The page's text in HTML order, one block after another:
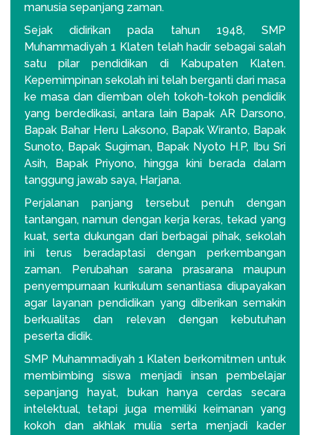
manusia sepanjang zaman.
Sejak didirikan pada tahun 1948, SMP
Muhammadiyah 1 Klaten telah hadir sebagai salah
satu pilar pendidikan di Kabupaten Klaten.
Kepemimpinan sekolah ini telah berganti dari masa
ke masa dan diemban oleh tokoh-tokoh pendidik
yang berdedikasi, antara lain Bapak AR Darsono,
Bapak Bahar Heru Laksono, Bapak Wiranto, Bapak
Sunoto, Bapak Sugiman, Bapak Nyoto H.P, Ibu Sri
Asih, Bapak Priyono, hingga kini berada dalam
tanggung jawab saya, Harjana.
Perjalanan panjang tersebut penuh dengan
tantangan, namun dengan kerja keras, tekad yang
kuat, serta dukungan dari berbagai pihak, sekolah
ini terus beradaptasi dengan perkembangan
zaman. Perubahan sarana prasarana maupun
penyempurnaan kurikulum senantiasa diupayakan
agar layanan pendidikan yang diberikan semakin
berkualitas dan relevan dengan kebutuhan
peserta didik.
SMP Muhammadiyah 1 Klaten berkomitmen untuk
membimbing siswa menjadi insan pembelajar
sepanjang hayat, bukan hanya cerdas secara
intelektual, tetapi juga memiliki keimanan yang
kokoh dan akhlak mulia serta menjadi kader